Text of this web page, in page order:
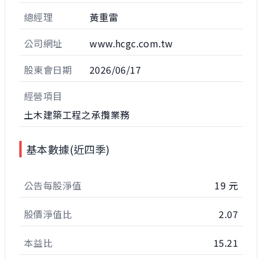
總經理
黃重雷
公司網址
www.hcgc.com.tw
股東會日期
2026/06/17
經營項目
土木建築工程之承攬業務
基本數據(近四季)
公告每股淨值 19 元
股價淨值比 2.07
本益比 15.21